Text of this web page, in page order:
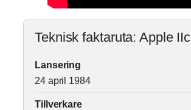
Teknisk faktaruta: Apple IIc
Lansering
24 april 1984
Tillverkare